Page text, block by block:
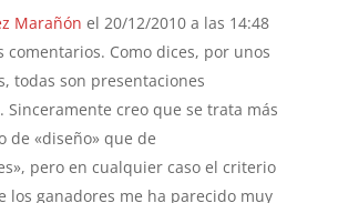
Marañón el 20/12/2010 a las 14:48
comentarios. Como dices, por unos
todas son presentaciones
Sinceramente creo que se trata más
de «diseño» que de
pero en cualquier caso el criterio
los ganadores me ha parecido muy